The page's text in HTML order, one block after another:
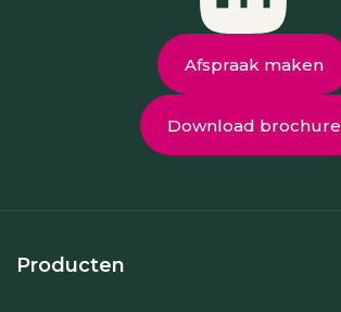
Afspraak maken
Download brochure
Producten